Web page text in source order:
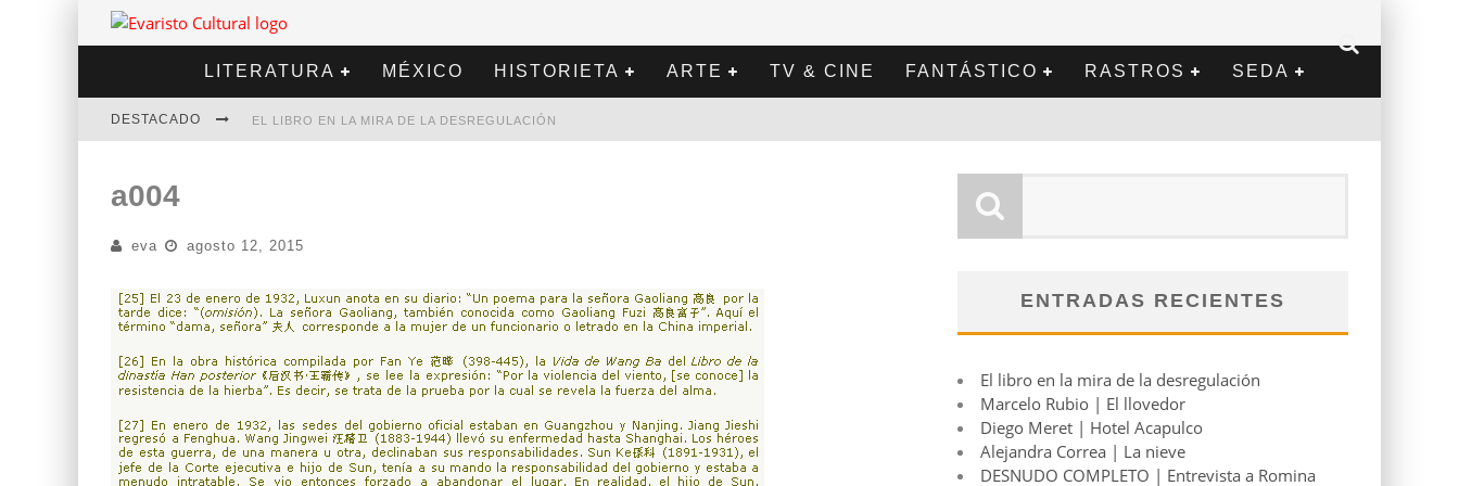
LITERATURA MÉXICO HISTORIETA ARTE TV & CINE FANTÁSTICO RASTROS SEDA
DESTACADO EL LIBRO EN LA MIRA DE LA DESREGULACIÓN
ALEJANDRA CORREA | LA NIEVE
a004
eva agosto 12, 2015
ENTRADAS RECIENTES
El libro en la mira de la desregulación
Marcelo Rubio | El llovedor
Diego Meret | Hotel Acapulco
Alejandra Correa | La nieve
DESNUDO COMPLETO | Entrevista a Romina